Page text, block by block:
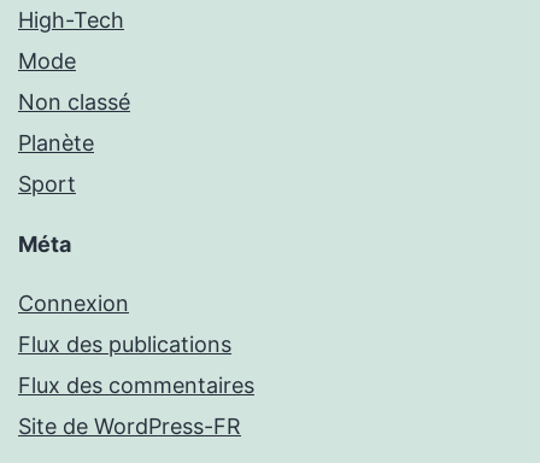
High-Tech
Mode
Non classé
Planète
Sport
Méta
Connexion
Flux des publications
Flux des commentaires
Site de WordPress-FR